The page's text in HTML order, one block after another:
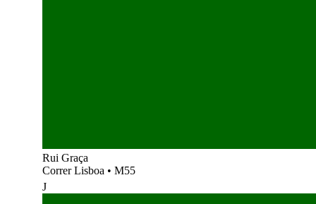
Rui Graça
Correr Lisboa • M55
J